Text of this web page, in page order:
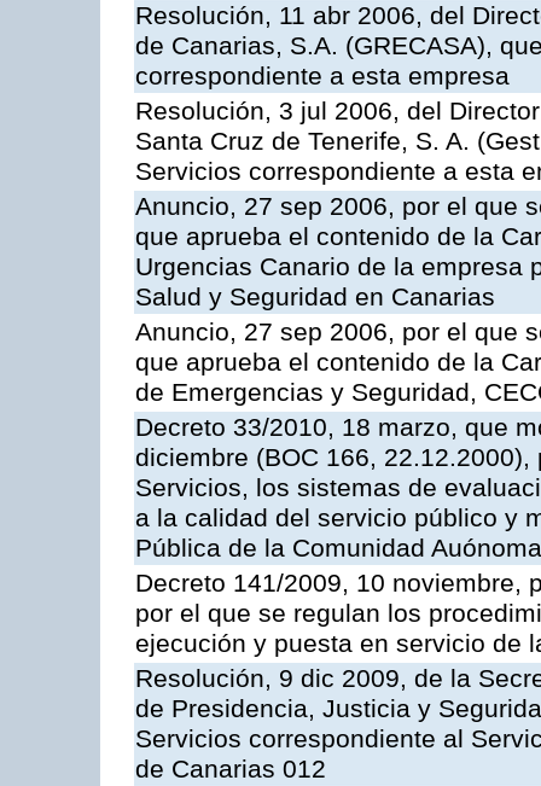
Resolución, 11 abr 2006, del
de Canarias, S.A. (GRECASA),
correspondiente a esta empresa
Resolución, 3 jul 2006, del
Santa Cruz de Tenerife, S. A.
Servicios correspondiente a esta
Anuncio, 27 sep 2006, por el que
que aprueba el contenido de la
Urgencias Canario de la empresa
Salud y Seguridad en Canarias
Anuncio, 27 sep 2006, por el que
que aprueba el contenido de la
de Emergencias y Seguridad,
Decreto 33/2010, 18 marzo, que
diciembre (BOC 166,
Servicios, los sistemas de
a la calidad del servicio público y
Pública de la Comunidad
Decreto 141/2009, 10 noviembre,
por el que se regulan los
ejecución y puesta en servicio de
Resolución, 9 dic 2009, de la
de Presidencia, Justicia y
Servicios correspondiente al
de Canarias 012